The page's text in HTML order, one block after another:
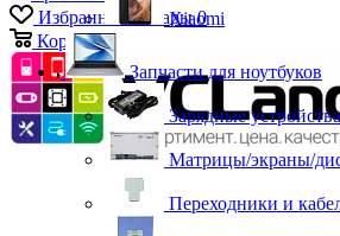
Избранные товары 0
Корзина 0
Xiaomi
Запчасти для ноутбуков
Зарядные устройства
Матрицы/экраны/
Переходники и